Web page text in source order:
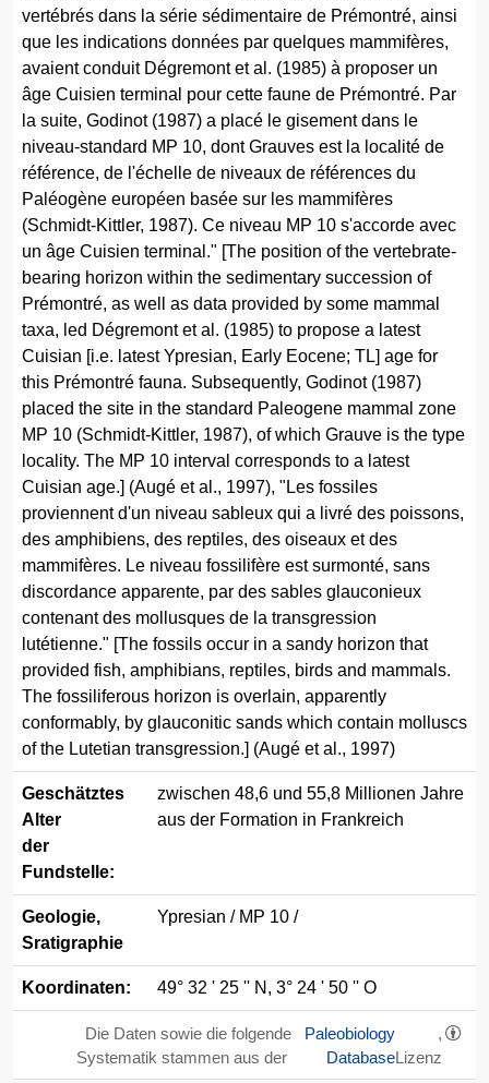
vertébrés dans la série sédimentaire de Prémontré, ainsi
que les indications données par quelques mammifères,
avaient conduit Dégremont et al. (1985) à proposer un
âge Cuisien terminal pour cette faune de Prémontré. Par
la suite, Godinot (1987) a placé le gisement dans le
niveau-standard MP 10, dont Grauves est la localité de
référence, de l'échelle de niveaux de références du
Paléogène européen basée sur les mammifères
(Schmidt-Kittler, 1987). Ce niveau MP 10 s'accorde avec
un âge Cuisien terminal." [The position of the vertebrate-
bearing horizon within the sedimentary succession of
Prémontré, as well as data provided by some mammal
taxa, led Dégremont et al. (1985) to propose a latest
Cuisian [i.e. latest Ypresian, Early Eocene; TL] age for
this Prémontré fauna. Subsequently, Godinot (1987)
placed the site in the standard Paleogene mammal zone
MP 10 (Schmidt-Kittler, 1987), of which Grauve is the type
locality. The MP 10 interval corresponds to a latest
Cuisian age.] (Augé et al., 1997), "Les fossiles
proviennent d'un niveau sableux qui a livré des poissons,
des amphibiens, des reptiles, des oiseaux et des
mammifères. Le niveau fossilifère est surmonté, sans
discordance apparente, par des sables glauconieux
contenant des mollusques de la transgression
lutétienne." [The fossils occur in a sandy horizon that
provided fish, amphibians, reptiles, birds and mammals.
The fossiliferous horizon is overlain, apparently
conformably, by glauconitic sands which contain molluscs
of the Lutetian transgression.] (Augé et al., 1997)
Geschätztes
Alter
der
Fundstelle:
zwischen 48,6 und 55,8 Millionen Jahre
aus der Formation in Frankreich
Geologie,
Sratigraphie
Ypresian / MP 10 /
Koordinaten: 49° 32 ' 25 '' N, 3° 24 ' 50 '' O
Die Daten sowie die folgende
Systematik stammen aus der
Paleobiology
Database
,
Lizenz